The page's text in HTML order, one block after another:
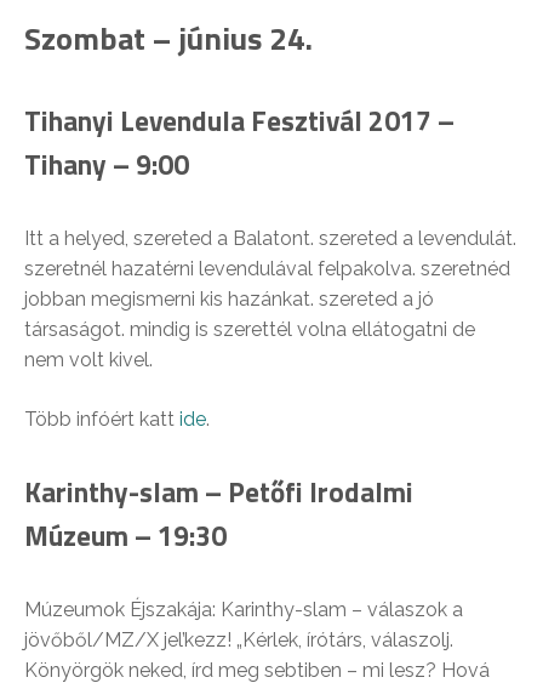
Szombat – június 24.
Tihanyi Levendula Fesztivál 2017 –
Tihany – 9:00
Itt a helyed, szereted a Balatont. szereted a levendulát.
szeretnél hazatérni levendulával felpakolva. szeretnéd
jobban megismerni kis hazánkat. szereted a jó
társaságot. mindig is szerettél volna ellátogatni de
nem volt kivel.
Több infóért katt ide.
Karinthy-slam – Petőfi Irodalmi
Múzeum – 19:30
Múzeumok Éjszakája: Karinthy-slam – válaszok a
jövőből/MZ/X jel’kezz! „Kérlek, írótárs, válaszolj.
Könyörgök neked, írd meg sebtiben – mi lesz? Hová